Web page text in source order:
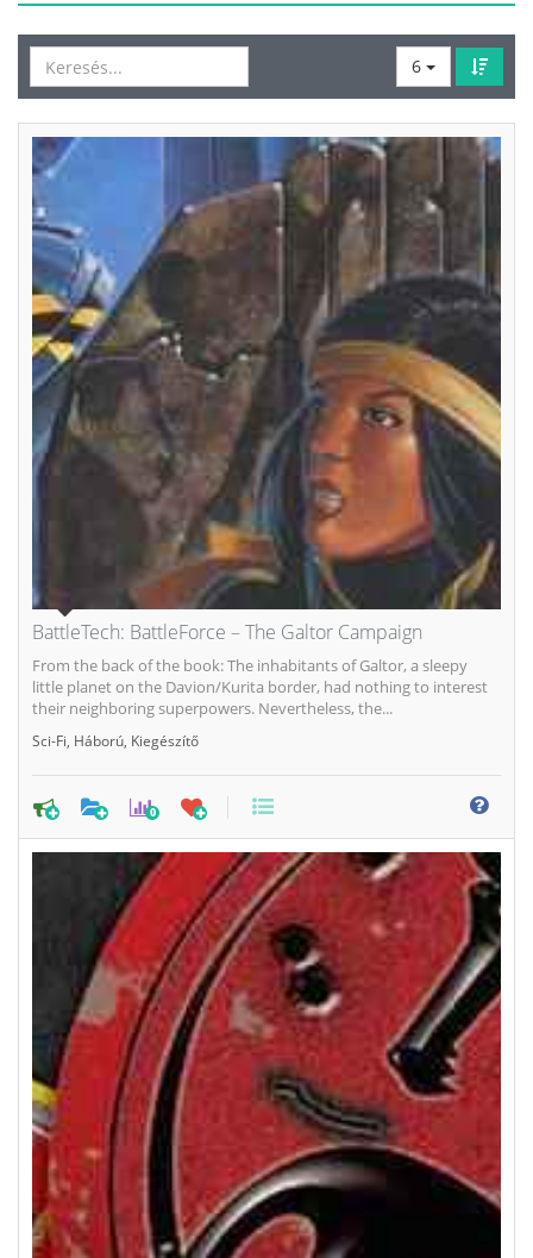
6
BattleTech: BattleForce – The Galtor Campaign
From the back of the book: The inhabitants of Galtor, a sleepy
little planet on the Davion/Kurita border, had nothing to interest
their neighboring superpowers. Nevertheless, the...
Sci-Fi, Háború, Kiegészítő
0